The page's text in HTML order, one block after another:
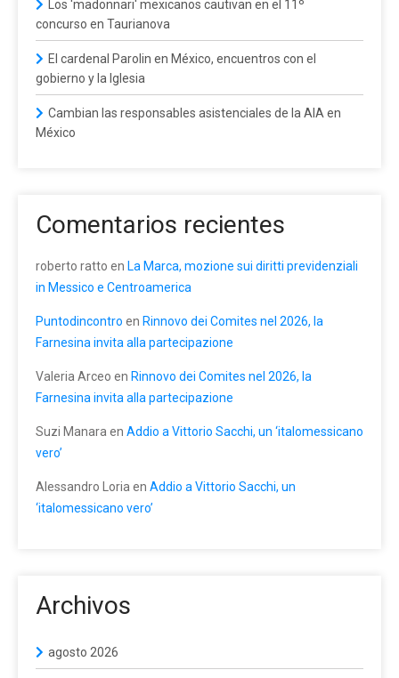
Los 'madonnari' mexicanos cautivan en el 11º
concurso en Taurianova
El cardenal Parolin en México, encuentros con el
gobierno y la Iglesia
Cambian las responsables asistenciales de la AIA en
México
Comentarios recientes
roberto ratto en La Marca, mozione sui diritti previdenziali
in Messico e Centroamerica
Puntodincontro en Rinnovo dei Comites nel 2026, la
Farnesina invita alla partecipazione
Valeria Arceo en Rinnovo dei Comites nel 2026, la
Farnesina invita alla partecipazione
Suzi Manara en Addio a Vittorio Sacchi, un ‘italomessicano
vero’
Alessandro Loria en Addio a Vittorio Sacchi, un
‘italomessicano vero’
Archivos
agosto 2026